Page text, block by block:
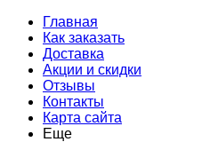
Главная
Как заказать
Доставка
Акции и скидки
Отзывы
Контакты
Карта сайта
Еще